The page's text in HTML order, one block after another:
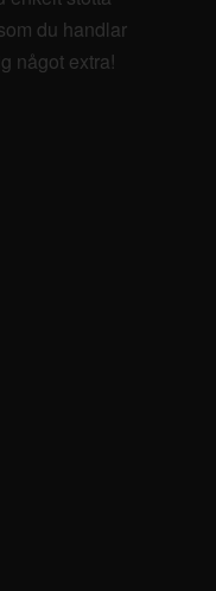
du handlar
något extra!